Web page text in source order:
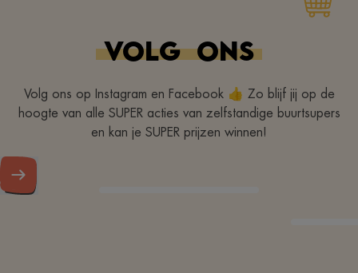
Modern, doen alles voor
VOLG ONS
Volg ons op Instagram en Facebook 👍 Zo blijf jij op de
hoogte van alle SUPER acties van zelfstandige buurtsupers
en kan je SUPER prijzen winnen!